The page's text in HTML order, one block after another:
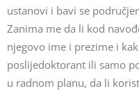
ustanovi i bavi se
Zanima me da li kod
njegovo ime i prezime i
poslijedoktorant ili samo
u radnom planu, da li